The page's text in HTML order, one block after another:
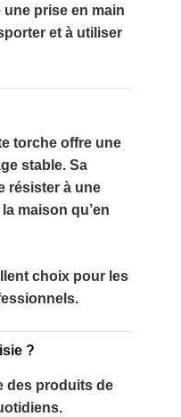
prise en main
et à utiliser
torche offre une
stable. Sa
résister à une
maison qu’en
choix pour les
?
des produits de